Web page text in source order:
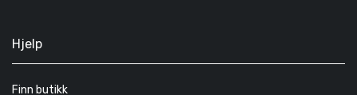
Hjelp
Finn butikk